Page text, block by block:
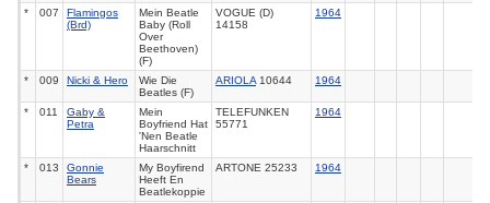
* 007
Flamingos
(Brd)
Mein Beatle
Baby (Roll
Over
Beethoven)
(F)
VOGUE (D)
14158
1964
* 009 Nicki & Hero
Wie Die
Beatles (F)
ARIOLA 10644 1964
* 011
Gaby &
Petra
Mein
Boyfriend Hat
'Nen Beatle
Haarschnitt
TELEFUNKEN
55771
1964
* 013
Gonnie
Bears
My Boyfirend
Heeft En
Beatlekoppie
ARTONE 25233 1964